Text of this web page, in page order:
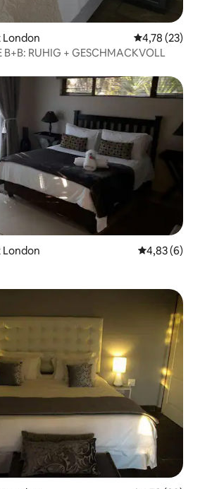
London
4,78 (23)
B+B: RUHIG + GESCHMACKVOLL
London
4,83 (6)